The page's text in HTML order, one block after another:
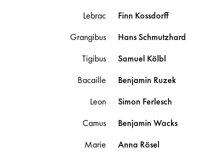
Lebrac
Finn Kossdorff
Grangibus
HansSchmutzhard
Tigibus
Samuel Kölbl
Bacaille
Benjamin Ruzek
Leon
Simon Ferlesch
Camus
Benjamin Wacks
Marie
Anna Rösel